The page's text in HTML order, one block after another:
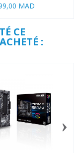
MAD
CE
:
›